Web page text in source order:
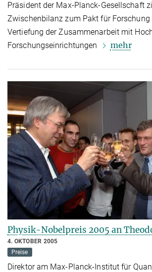
Präsident der Max-Planck-Gesellschaft
Zwischenbilanz zum Pakt für
Vertiefung der Zusammenarbeit mit
Forschungseinrichtungen
mehr
Physik-Nobelpreis 2005 an
4. OKTOBER 2005
Preise
Direktor am Max-Planck-Institut für